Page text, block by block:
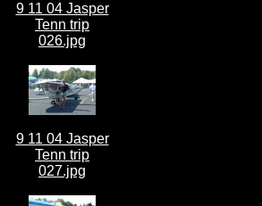
9 11 04 Jasper
Tenn trip
026.jpg
9 11 04 Jasper
Tenn trip
027.jpg